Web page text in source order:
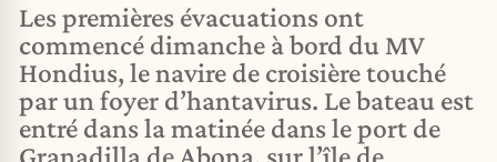
Les premières évacuations ont
commencé dimanche à bord du MV
Hondius, le navire de croisière touché
par un foyer d’hantavirus. Le bateau est
entré dans la matinée dans le port de
Granadilla de Abona, sur l’île de